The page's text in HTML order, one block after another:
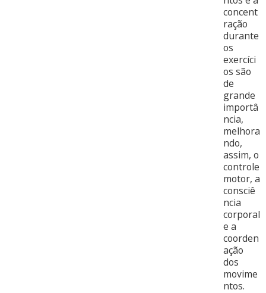
concent
ração
durante
os
exercíci
os são
de
grande
importâ
ncia,
melhora
ndo,
assim, o
controle
motor, a
consciê
ncia
corporal
e a
coorden
ação
dos
movime
ntos.